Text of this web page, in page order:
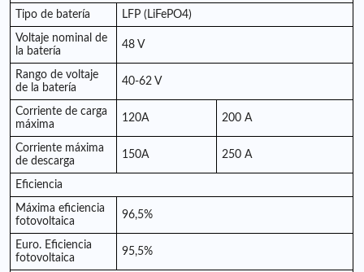
Tipo de batería LFP (LiFePO4)
Voltaje nominal de
la batería
48 V
Rango de voltaje
de la batería
40-62 V
Corriente de carga
máxima
120A 200 A
Corriente máxima
de descarga
150A 250 A
Eficiencia
Máxima eficiencia
fotovoltaica
96,5%
Euro. Eficiencia
fotovoltaica
95,5%